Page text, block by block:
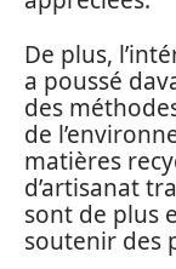
De plus,
a poussé
des
de
matières
d’artisanat
sont de plus
soutenir des